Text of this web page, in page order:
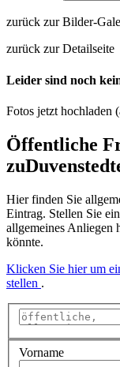
zurück zur Bilder-
zurück zur Detailseite
Leider sind noch
Fotos jetzt hochladen
Öffentliche
zu
Hier finden Sie
Eintrag. Stellen Sie
allgemeines Anliegen
könnte.
Klicken Sie hier um
stellen .
Vorname